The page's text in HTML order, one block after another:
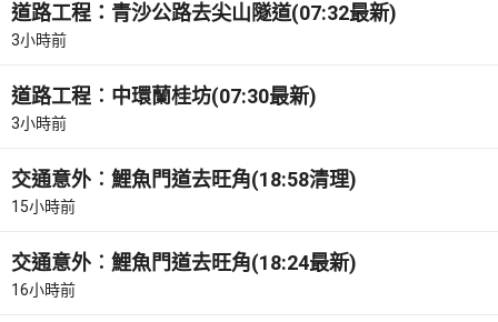
道路工程：青沙公路去尖山隧道(07:32最新)
3小時前
道路工程︰中環蘭桂坊(07:30最新)
3小時前
交通意外︰鯉魚門道去旺角(18:58清理)
15小時前
交通意外︰鯉魚門道去旺角(18:24最新)
16小時前